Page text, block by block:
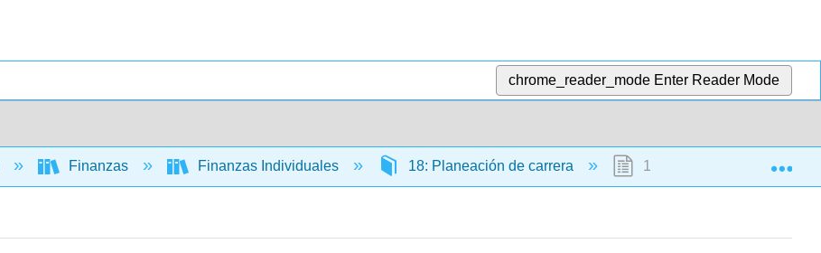
chrome_reader_mode Enter Reader Mode
Finanzas Finanzas Individuales 18: Planeación de carrera 18.3: Dejar un empleo